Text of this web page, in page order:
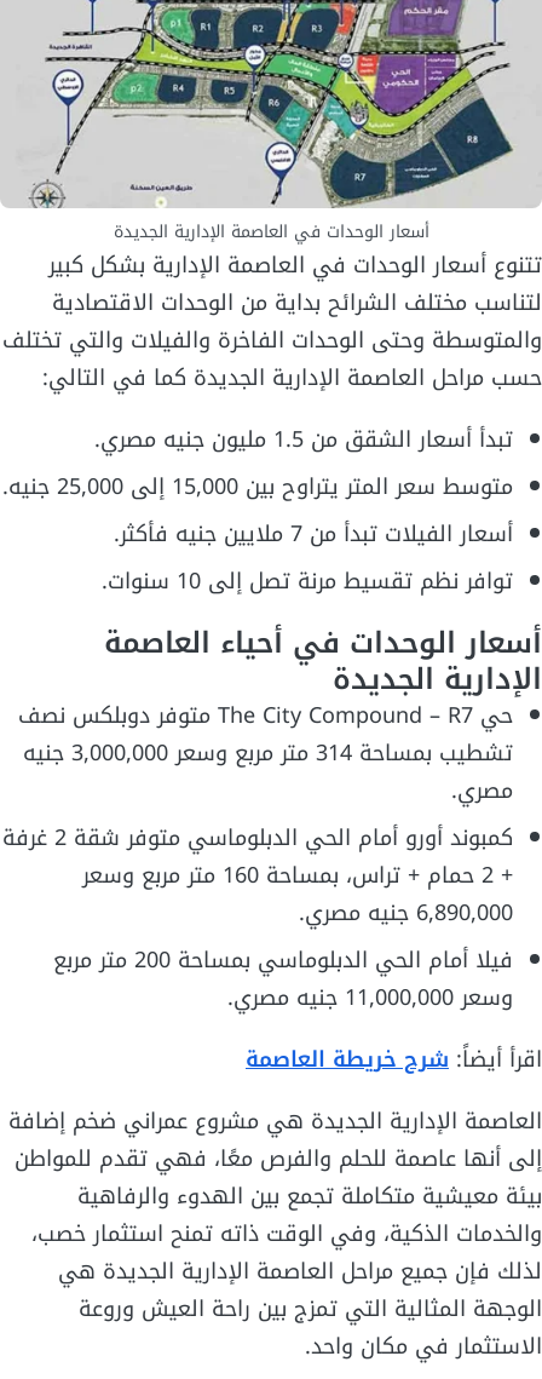
أسعار الوحدات في العاصمة الإدارية الجديدة
تتنوع أسعار الوحدات في العاصمة الإدارية بشكل كبير
لتناسب مختلف الشرائح بداية من الوحدات الاقتصادية
والمتوسطة وحتى الوحدات الفاخرة والفيلات والتي تختلف
حسب مراحل العاصمة الإدارية الجديدة كما في التالي:
تبدأ أسعار الشقق من 1.5 مليون جنيه مصري.
متوسط سعر المتر يتراوح بين 15,000 إلى 25,000 جنيه.
أسعار الفيلات تبدأ من 7 ملايين جنيه فأكثر.
توافر نظم تقسيط مرنة تصل إلى 10 سنوات.
أسعار الوحدات في أحياء العاصمة
الإدارية الجديدة
حي The City Compound – R7 متوفر دوبلكس نصف
تشطيب بمساحة 314 متر مربع وسعر 3,000,000 جنيه
مصري.
كمبوند أورو أمام الحي الدبلوماسي متوفر شقة 2 غرفة
+ 2 حمام + تراس، بمساحة 160 متر مربع وسعر
6,890,000 جنيه مصري.
فيلا أمام الحي الدبلوماسي بمساحة 200 متر مربع
وسعر 11,000,000 جنيه مصري.
اقرأ أيضاً: شرح خريطة العاصمة
العاصمة الإدارية الجديدة هي مشروع عمراني ضخم إضافة
إلى أنها عاصمة للحلم والفرص معًا، فهي تقدم للمواطن
بيئة معيشية متكاملة تجمع بين الهدوء والرفاهية
والخدمات الذكية، وفي الوقت ذاته تمنح استثمار خصب،
لذلك فإن جميع مراحل العاصمة الإدارية الجديدة هي
الوجهة المثالية التي تمزج بين راحة العيش وروعة
الاستثمار في مكان واحد.